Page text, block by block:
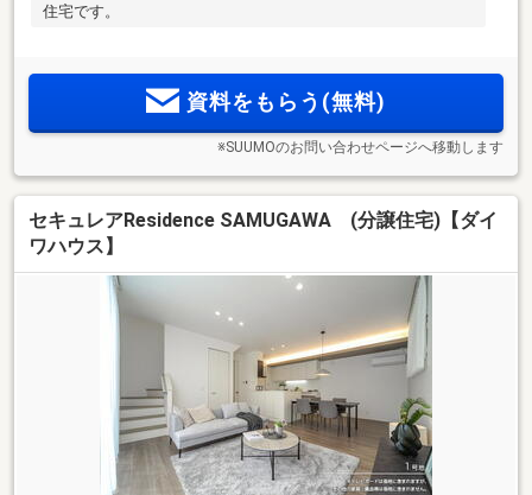
住宅です。
資料をもらう(無料)
※SUUMOのお問い合わせページへ移動します
セキュレアResidence SAMUGAWA (分譲住宅)【ダイ
ワハウス】